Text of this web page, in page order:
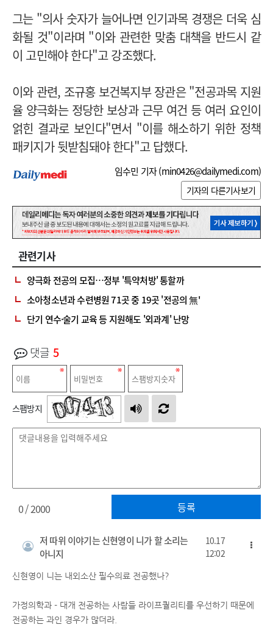
그는 "의사 숫자가 늘어나면 인기과목 경쟁은 더욱 심
화될 것"이라며 "이와 관련한 맞춤 대책을 반드시 같
이 고민해야 한다"고 강조했다.
이와 관련, 조규홍 보건복지부 장관은 "전공과목 지원
율 양극화는 정당한 보상과 근무 여건 등 여러 요인이
얽힌 결과로 보인다"면서 "이를 해소하기 위한 정책
패키지가 뒷받침돼야 한다"고 답했다.
임수민 기자 (min0426@dailymedi.com)
기자의 다른기사보기
관련기사
양극화 전공의 모집…정부 '특약처방' 통할까
소아청소년과 수련병원 71곳 중 19곳 '전공의 無'
단기 연수·술기 교육 등 지원해도 '외과계' 난망
댓글 5
스팸방지
등록
0/ 2000
저 따위 이야기는 신현영이 니가 할 소리는
아니지
10.17
12:02
신현영이 니는 내외소산 필수의료 전공했나?
가정의학과 - 대개 전공하는 사람들 라이프퀄리티를 우선하기 때문에
전공하는 과인 경우가 많더라.